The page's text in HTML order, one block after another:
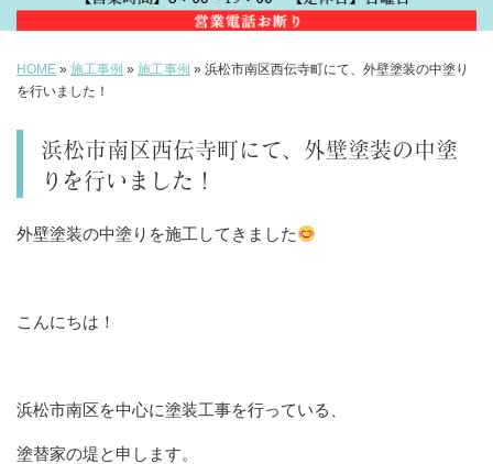
HOME » 施工事例 » 施工事例 » 浜松市南区西伝寺町にて、外壁塗装の中塗り
を行いました！
浜松市南区西伝寺町にて、外壁塗装の中塗
りを行いました！
外壁塗装の中塗りを施工してきました
こんにちは！
浜松市南区を中心に塗装工事を行っている、
塗替家の堤と申します。